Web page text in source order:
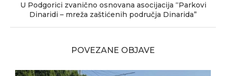
U Podgorici zvanično osnovana asocijacija “Parkovi
Dinaridi – mreža zaštićenih područja Dinarida”
POVEZANE OBJAVE